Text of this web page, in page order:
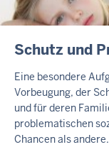
I
H
A
T
S
S
Schutz und
Eine besondere
Vorbeugung, der
und für deren
problematischen
Chancen als